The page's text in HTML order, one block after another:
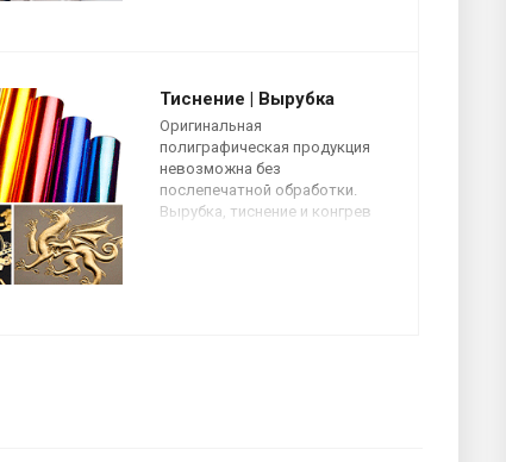
Тиснение | Вырубка
Оригинальная
полиграфическая продукция
невозможна без
послепечатной обработки.
Вырубка, тиснение и конгрев